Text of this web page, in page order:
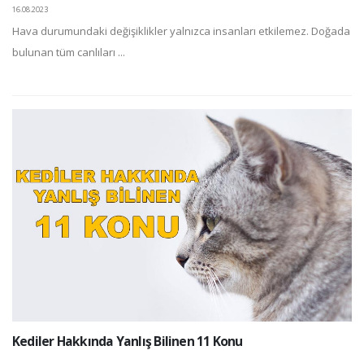
16.08.2023
Hava durumundaki değişiklikler yalnızca insanları etkilemez. Doğada
bulunan tüm canlıları ...
Kediler Hakkında Yanlış Bilinen 11 Konu